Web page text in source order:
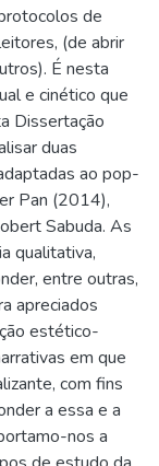
de
(de abrir
É nesta
e cinético que
Dissertação
duas
ao pop-
Pan (2014),
Sabuda. As
qualitativa,
entre outras,
apreciados
estético-
em que
com fins
a essa e a
nos a